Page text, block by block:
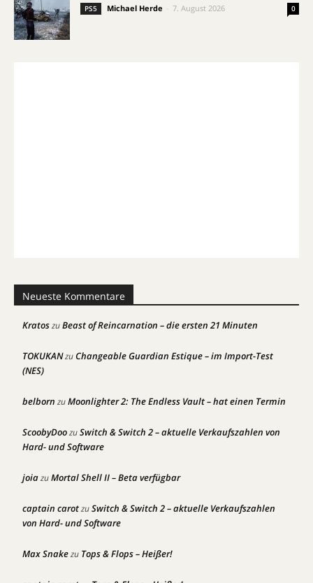
PS5 Michael Herde 7. August 2026 0
Neueste Kommentare
KratoszuBeast of Reincarnation – die ersten 21 Minuten
TOKUKANzuChangeable Guardian Estique – im Import-Test
(NES)
belborn zuMoonlighter 2: The Endless Vault – hat einen Termin
ScoobyDoozuSwitch & Switch 2 – aktuelle Verkaufszahlen von
Hard- und Software
joiazuMortal Shell II – Beta verfügbar
captain carotzuSwitch & Switch 2 – aktuelle Verkaufszahlen
von Hard- und Software
Max Snakezu Tops & Flops – Heißer!